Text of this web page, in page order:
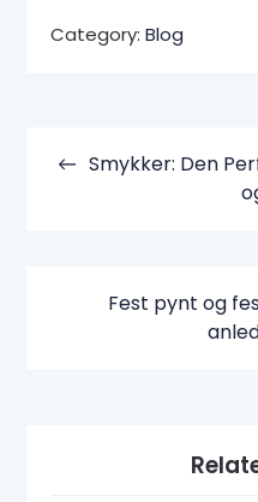
Category:Blog
Smykker: Den
Fest pynt og